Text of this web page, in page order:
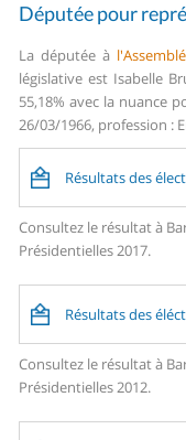
Députée pour
La députée à
législative est Isabelle
55,18% avec la nuance
26/03/1966, profession :
Résultats des
Consultez le résultat à
Présidentielles 2017.
Résultats des
Consultez le résultat à
Présidentielles 2012.